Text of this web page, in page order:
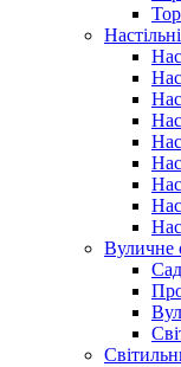
Вуличне